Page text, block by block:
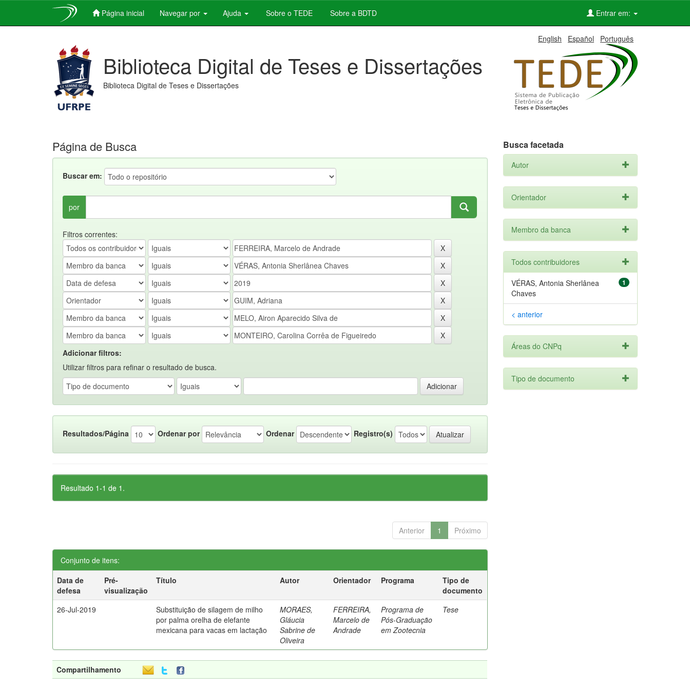
Página inicial Navegar por Ajuda Sobre o TEDE Sobre a BDTD Entrar em:
English Español Português
Biblioteca Digital de Teses e Dissertações
Biblioteca Digital de Teses e Dissertações
Página de Busca
Buscar em:
por
Filtros correntes:
Adicionar filtros:
Utilizar filtros para refinar o resultado de busca.
Resultados/Página Ordenar por Ordenar Registro(s)
Resultado 1-1 de 1.
Anterior 1 Próximo
Conjunto de itens:
Data de
defesa
Pré-
visualização
Título Autor Orientador Programa
Tipo de
documento
26-Jul-2019
Substituição de silagem de milho
por palma orelha de elefante
mexicana para vacas em lactação
MORAES,
Gláucia
Sabrine de
Oliveira
FERREIRA,
Marcelo de
Andrade
Programa de
Pós-Graduação
em Zootecnia
Tese
Compartilhamento
Busca facetada
Autor
Orientador
Membro da banca
Todos contribuidores
1
VÉRAS, Antonia Sherlânea
Chaves
< anterior
Áreas do CNPq
Tipo de documento